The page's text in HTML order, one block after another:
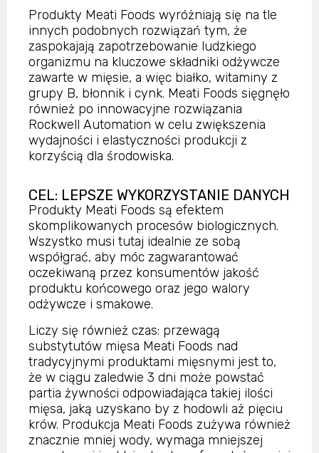
Produkty Meati Foods wyróżniają się na tle
innych podobnych rozwiązań tym, że
zaspokajają zapotrzebowanie ludzkiego
organizmu na kluczowe składniki odżywcze
zawarte w mięsie, a więc białko, witaminy z
grupy B, błonnik i cynk. Meati Foods sięgnęło
również po innowacyjne rozwiązania
Rockwell Automation w celu zwiększenia
wydajności i elastyczności produkcji z
korzyścią dla środowiska.
CEL: LEPSZE WYKORZYSTANIE DANYCH
Produkty Meati Foods są efektem
skomplikowanych procesów biologicznych.
Wszystko musi tutaj idealnie ze sobą
współgrać, aby móc zagwarantować
oczekiwaną przez konsumentów jakość
produktu końcowego oraz jego walory
odżywcze i smakowe.
Liczy się również czas: przewagą
substytutów mięsa Meati Foods nad
tradycyjnymi produktami mięsnymi jest to,
że w ciągu zaledwie 3 dni może powstać
partia żywności odpowiadająca takiej ilości
mięsa, jaką uzyskano by z hodowli aż pięciu
krów. Produkcja Meati Foods zużywa również
znacznie mniej wody, wymaga mniejszej